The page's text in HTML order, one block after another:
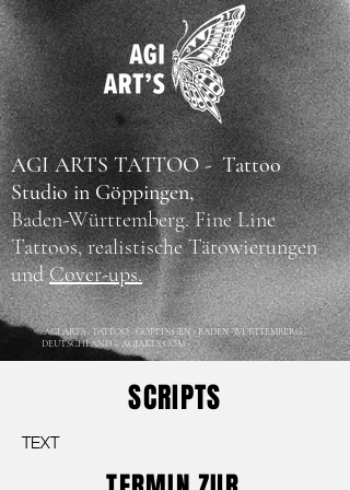
AGI ARTS TATTOO - Tattoo
Studio in Göppingen,
Baden-Württemberg.Fine Line
Tattoos, realistische Tätowierungen
undCover-ups.
AGI ARTS · TATTOO · GÖPPINGEN · BADEN-WÜRTTEMBERG ·
DEUTSCHLAND – AGIARTS.COM
SCRIPTS
TEXT